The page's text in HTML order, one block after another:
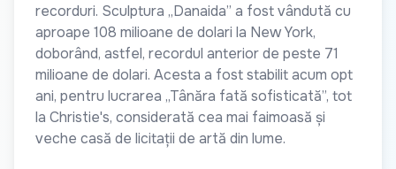
recorduri. Sculptura „Danaida” a fost vândută cu
aproape 108 milioane de dolari la New York,
doborând, astfel, recordul anterior de peste 71
milioane de dolari. Acesta a fost stabilit acum opt
ani, pentru lucrarea „Tânăra fată sofisticată”, tot
la Christie's, considerată cea mai faimoasă și
veche casă de licitații de artă din lume.